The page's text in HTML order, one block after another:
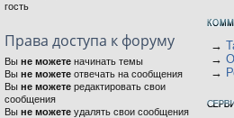
гость
Права доступа к форуму
Вы не можете начинать темы
Вы не можете отвечать на сообщения
Вы не можете редактировать свои
сообщения
Вы не можете удалять свои сообщения
→
→
→